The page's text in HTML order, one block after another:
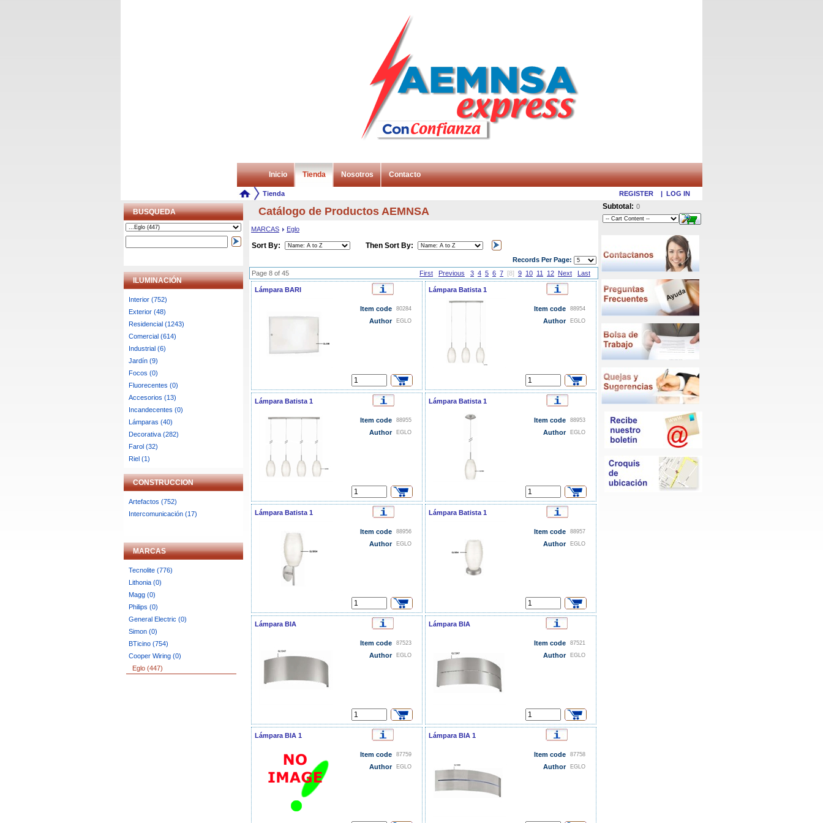
Inicio Tienda Nosotros Contacto
Tienda REGISTER | LOG IN
BUSQUEDA
ILUMINACIÓN
Interior (752)
Exterior (48)
Residencial (1243)
Comercial (614)
Industrial (6)
Jardín (9)
Focos (0)
Fluorecentes (0)
Accesorios (13)
Incandecentes (0)
Lámparas (40)
Decorativa (282)
Farol (32)
Riel (1)
CONSTRUCCION
Artefactos (752)
Intercomunicación (17)
MARCAS
Tecnolite (776)
Lithonia (0)
Magg (0)
Philips (0)
General Electric (0)
Simon (0)
BTicino (754)
Cooper Wiring (0)
Eglo (447)
Catálogo de Productos AEMNSA
MARCAS Eglo
Sort By: Then Sort By:
Records Per Page:
Page 8 of 45
First Previous 3 4 5 6 7 [8] 9 10 11 12 Next Last
Lámpara BARI
Item code 80284
Author EGLO
Lámpara Batista 1
Item code 88954
Author EGLO
Lámpara Batista 1
Item code 88955
Author EGLO
Lámpara Batista 1
Item code 88953
Author EGLO
Lámpara Batista 1
Item code 88956
Author EGLO
Lámpara Batista 1
Item code 88957
Author EGLO
Lámpara BIA
Item code 87523
Author EGLO
Lámpara BIA
Item code 87521
Author EGLO
Lámpara BIA 1
Item code 87759
Author EGLO
Lámpara BIA 1
Item code 87758
Author EGLO
Subtotal: 0